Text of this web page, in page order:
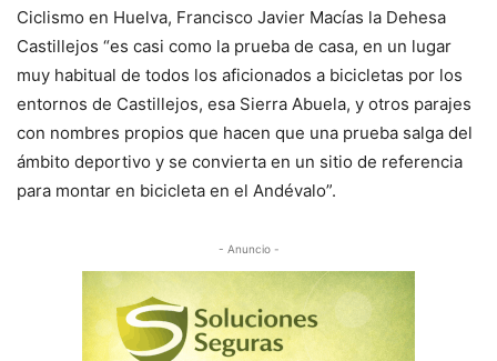
Ciclismo en Huelva, Francisco Javier Macías la Dehesa
Castillejos “es casi como la prueba de casa, en un lugar
muy habitual de todos los aficionados a bicicletas por los
entornos de Castillejos, esa Sierra Abuela, y otros parajes
con nombres propios que hacen que una prueba salga del
ámbito deportivo y se convierta en un sitio de referencia
para montar en bicicleta en el Andévalo”.
- Anuncio -